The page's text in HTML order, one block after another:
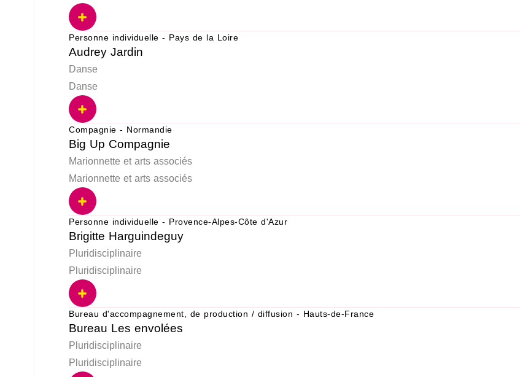
Personne individuelle - Pays de la Loire
Audrey Jardin
Danse
Danse
Compagnie - Normandie
Big Up Compagnie
Marionnette et arts associés
Marionnette et arts associés
Personne individuelle - Provence-Alpes-Côte d'Azur
Brigitte Harguindeguy
Pluridisciplinaire
Pluridisciplinaire
Bureau d'accompagnement, de production / diffusion - Hauts-de-France
Bureau Les envolées
Pluridisciplinaire
Pluridisciplinaire